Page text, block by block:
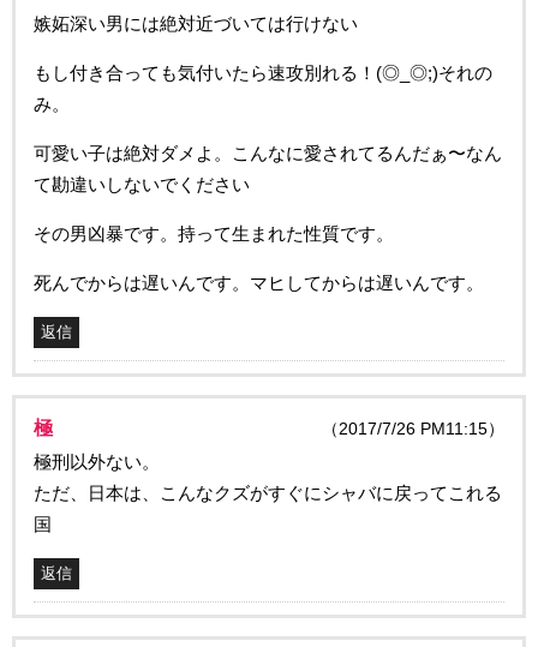
嫉妬深い男には絶対近づいては行けない
もし付き合っても気付いたら速攻別れる！(◎_◎;)それの
み。
可愛い子は絶対ダメよ。こんなに愛されてるんだぁ〜なん
て勘違いしないでください
その男凶暴です。持って生まれた性質です。
死んでからは遅いんです。マヒしてからは遅いんです。
返信
極 （2017/7/26 PM11:15）
極刑以外ない。
ただ、日本は、こんなクズがすぐにシャバに戻ってこれる
国
返信